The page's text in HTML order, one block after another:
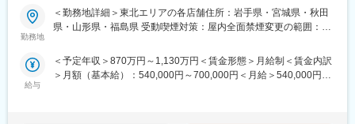
■当社について：
『日本のガリバーから世界のIDOMへ』東証プライム上場でクルマ
買取実績、中古車販売実績共に業界トップクラスの会社です。
月給：391,500円～509,000円
基本給：307,612円～399,940円
【グローバル型の給与】
月給：410,500円～527,000円
て戦略を立案・実行すること
◇個店経営を実現できる店長の育成を、部下であるブロックマネ
部側の窓口として関連部署と連携すること
◇更なる事業成長を見据えた際に強化すべき点（精度の高い商売
勤務地
＜勤務地詳細＞東北エリアの各店舗住所：岩手県・宮城県・秋田
県・山形県・福島県 受動喫煙対策：屋内全面禁煙変更の範囲：会
給与
＜予定年収＞870万円～1,130万円＜賃金形態＞月給制＜賃金内訳
＞月額（基本給）：540,000円～700,000円＜月給＞540,000円～